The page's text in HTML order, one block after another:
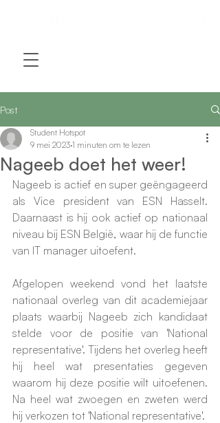
Post
Nageeb doet het weer!
Student Hotspot
9 mei 2023 1 minuten om te lezen
Nageeb is actief en super geëngageerd
als Vice president van ESN Hasselt.
Daarnaast is hij ook actief op nationaal
niveau bij ESN België, waar hij de functie
van IT manager uitoefent.
Afgelopen weekend vond het laatste
nationaal overleg van dit academiejaar
plaats waarbij Nageeb zich kandidaat
stelde voor de positie van 'National
representative'. Tijdens het overleg heeft
hij heel wat presentaties gegeven
waarom hij deze positie wilt uitoefenen.
Na heel wat zwoegen en zweten werd
hij verkozen tot 'National representative'.